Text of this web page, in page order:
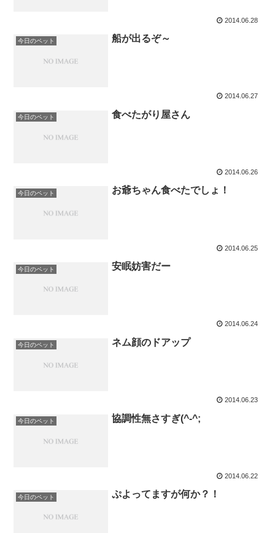
2014.06.28
今日のペット 船が出るぞ～
2014.06.27
今日のペット 食べたがり屋さん
2014.06.26
今日のペット お爺ちゃん食べたでしょ！
2014.06.25
今日のペット 安眠妨害だー
2014.06.24
今日のペット ネム顔のドアップ
2014.06.23
今日のペット 協調性無さすぎ(^-^;
2014.06.22
今日のペット ぷよってますが何か？！